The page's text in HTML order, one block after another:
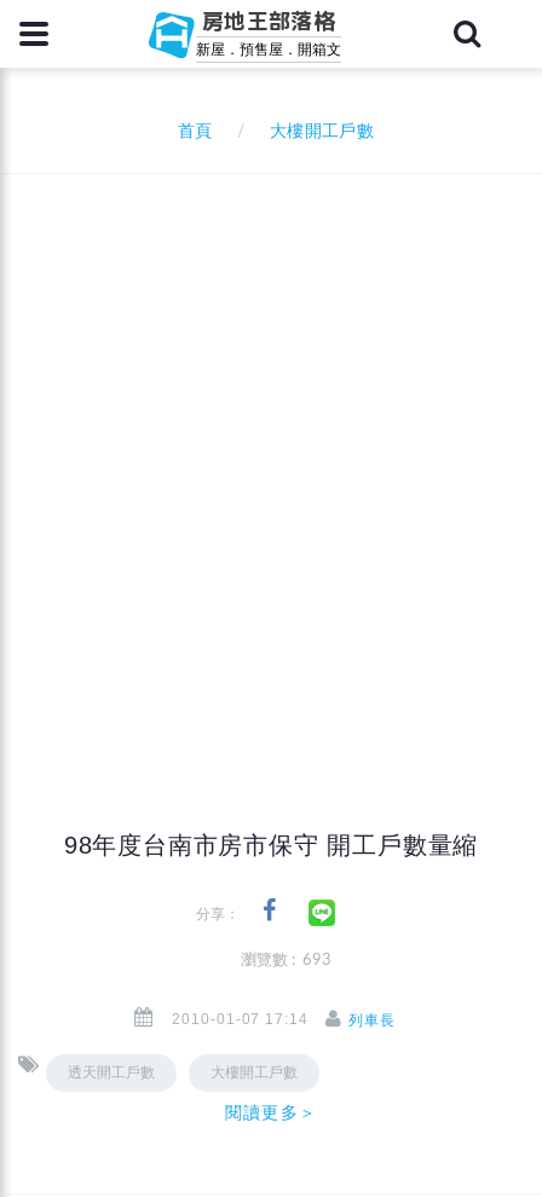
房地王部落格
新屋．預售屋．開箱文
首頁 大樓開工戶數
98年度台南市房市保守 開工戶數量縮
分享：
瀏覽數 : 693
2010-01-07 17:14 列車長
透天開工戶數 大樓開工戶數
閱讀更多＞